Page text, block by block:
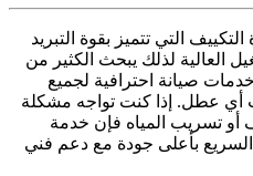
التي تتميز بقوة التبريد
العالية لذلك يبحث الكثير من
صيانة احترافية لجميع
أي عطل. إذا كنت تواجه مشكلة
أو تسريب المياه فإن خدمة
بأعلى جودة مع دعم فني